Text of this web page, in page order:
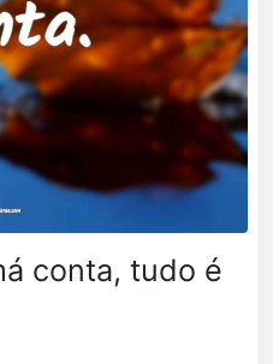
conta, tudo é